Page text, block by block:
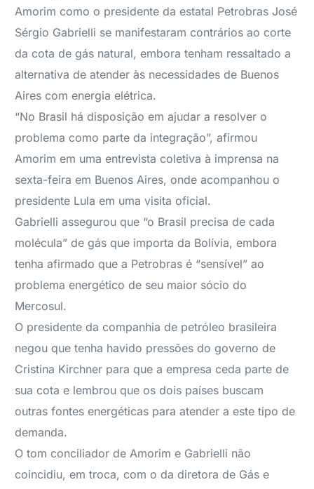
Amorim como o presidente da estatal Petrobras José
Sérgio Gabrielli se manifestaram contrários ao corte
da cota de gás natural, embora tenham ressaltado a
alternativa de atender às necessidades de Buenos
Aires com energia elétrica.
“No Brasil há disposição em ajudar a resolver o
problema como parte da integração”, afirmou
Amorim em uma entrevista coletiva à imprensa na
sexta-feira em Buenos Aires, onde acompanhou o
presidente Lula em uma visita oficial.
Gabrielli assegurou que “o Brasil precisa de cada
molécula” de gás que importa da Bolívia, embora
tenha afirmado que a Petrobras é “sensível” ao
problema energético de seu maior sócio do
Mercosul.
O presidente da companhia de petróleo brasileira
negou que tenha havido pressões do governo de
Cristina Kirchner para que a empresa ceda parte de
sua cota e lembrou que os dois países buscam
outras fontes energéticas para atender a este tipo de
demanda.
O tom conciliador de Amorim e Gabrielli não
coincidiu, em troca, com o da diretora de Gás e